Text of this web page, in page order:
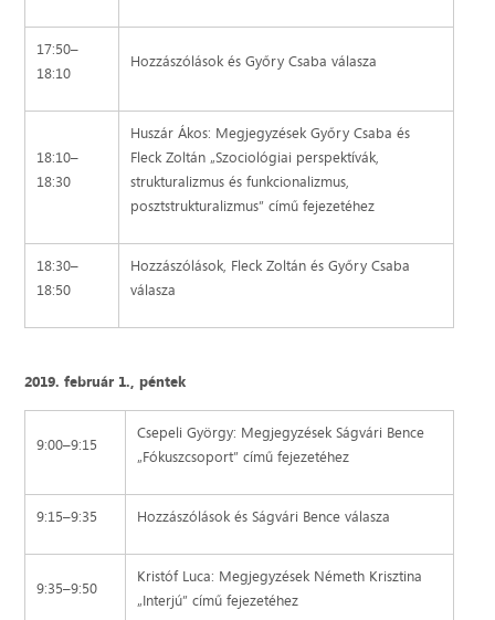
17:50–
18:10
Hozzászólások és Győry Csaba válasza
18:10–
18:30
Huszár Ákos: Megjegyzések Győry Csaba és
Fleck Zoltán „Szociológiai perspektívák,
strukturalizmus és funkcionalizmus,
posztstrukturalizmus” című fejezetéhez
18:30–
18:50
Hozzászólások, Fleck Zoltán és Győry Csaba
válasza
2019. február 1., péntek
9:00–9:15
Csepeli György: Megjegyzések Ságvári Bence
„Fókuszcsoport” című fejezetéhez
9:15–9:35 Hozzászólások és Ságvári Bence válasza
9:35–9:50
Kristóf Luca: Megjegyzések Németh Krisztina
„Interjú” című fejezetéhez